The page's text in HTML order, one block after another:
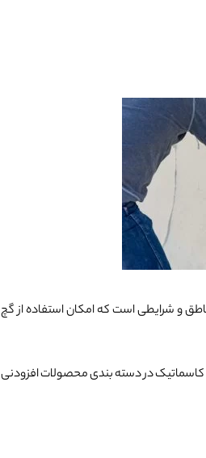
و شرایطی است که امکان استفاده از گچ
کاسماتیک در دسته بندی محصولات افزودنی